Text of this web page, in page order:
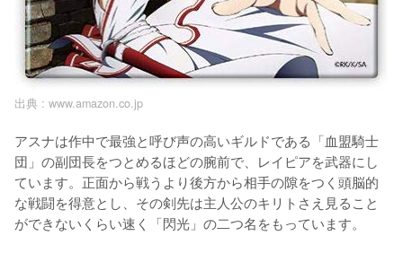
出典 : www.amazon.co.jp
アスナは作中で最強と呼び声の高いギルドである「血盟騎士
団」の副団長をつとめるほどの腕前で、レイピアを武器にし
ています。正面から戦うより後方から相手の隙をつく頭脳的
な戦闘を得意とし、その剣先は主人公のキリトさえ見ること
ができないくらい速く「閃光」の二つ名をもっています。